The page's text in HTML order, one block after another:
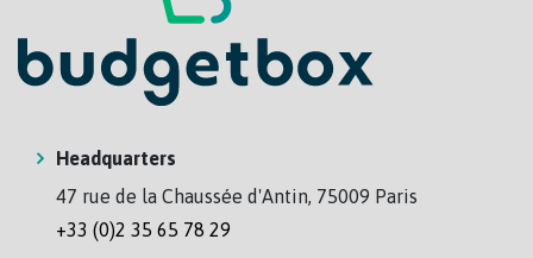
Headquarters
47 rue de la Chaussée d'Antin, 75009 Paris
+33 (0)2 35 65 78 29